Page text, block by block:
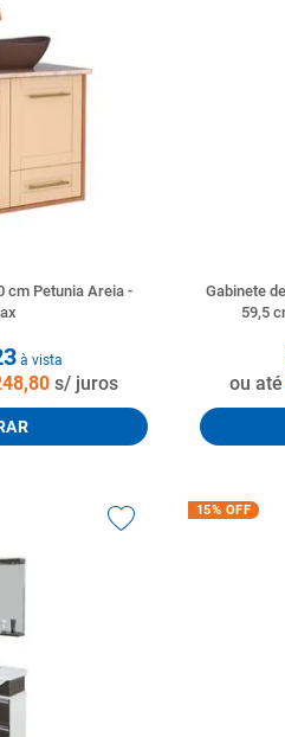
cm Petunia Areia -
à vista
,80s/ juros
Gabinete
59,5
ou até
15% OFF